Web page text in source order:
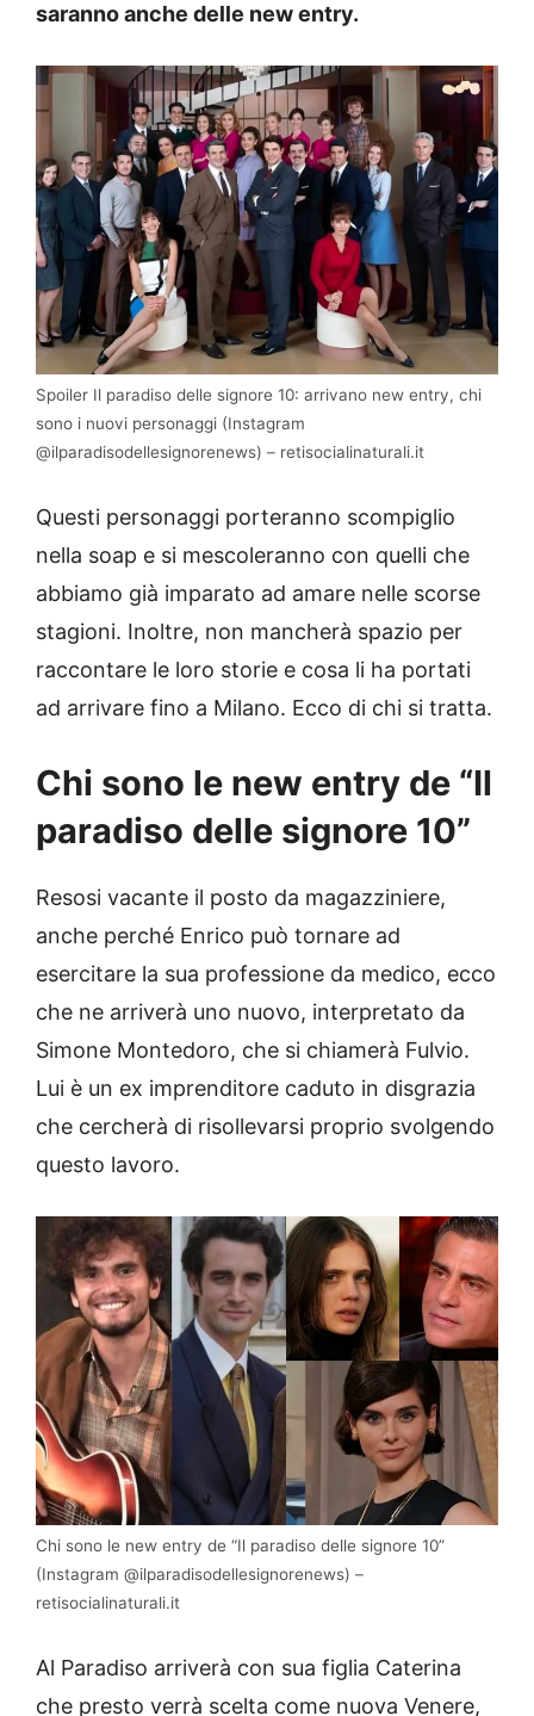
saranno anche delle new entry.
Spoiler Il paradiso delle signore 10: arrivano new entry, chi
sono i nuovi personaggi (Instagram
@ilparadisodellesignorenews) – retisocialinaturali.it
Questi personaggi porteranno scompiglio
nella soap e si mescoleranno con quelli che
abbiamo già imparato ad amare nelle scorse
stagioni. Inoltre, non mancherà spazio per
raccontare le loro storie e cosa li ha portati
ad arrivare fino a Milano. Ecco di chi si tratta.
Chi sono le new entry de “Il
paradiso delle signore 10”
Resosi vacante il posto da magazziniere,
anche perché Enrico può tornare ad
esercitare la sua professione da medico, ecco
che ne arriverà uno nuovo, interpretato da
Simone Montedoro, che si chiamerà Fulvio.
Lui è un ex imprenditore caduto in disgrazia
che cercherà di risollevarsi proprio svolgendo
questo lavoro.
Chi sono le new entry de “Il paradiso delle signore 10”
(Instagram @ilparadisodellesignorenews) –
retisocialinaturali.it
Al Paradiso arriverà con sua figlia Caterina
che presto verrà scelta come nuova Venere,